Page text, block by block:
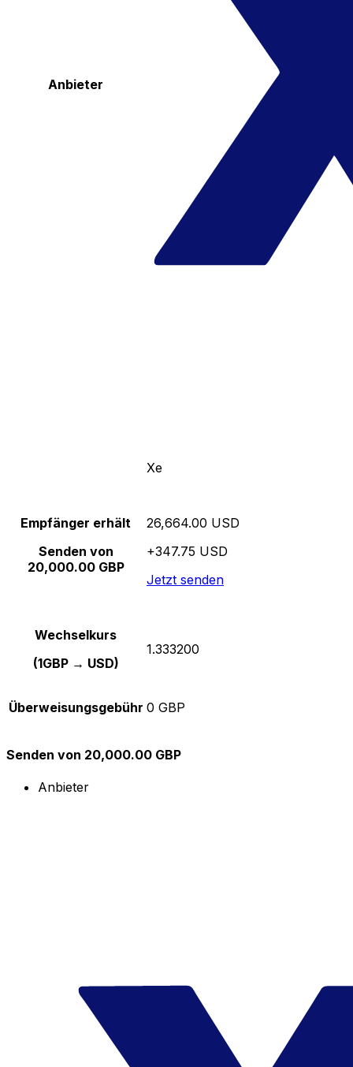
Anbieter
Xe
Empfänger erhält
Senden von
20,000.00 GBP
26,664.00 USD
+347.75 USD
Jetzt senden
Wechselkurs
(1GBP → USD)
1.333200
Überweisungsgebühr 0 GBP
Senden von 20,000.00 GBP
Anbieter